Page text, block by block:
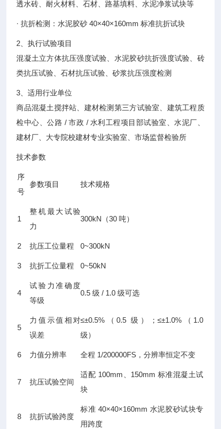
透水砖、耐火材料、石材、路基填料、水泥净浆试块等
· 抗折检测：水泥胶砂 40×40×160mm 标准抗折试块
2、执行试验项目
混凝土立方体抗压强度试验、水泥胶砂抗折强度试验、砖
类抗压试验、石材抗压试验、砂浆抗压强度检测
3、适用行业单位
商品混凝土搅拌站、建材检测第三方试验室、建筑工程质
检中心、公路 / 市政 / 水利工程项目部试验室、水泥厂、
建材厂、大专院校建材专业实验室、市场监督检验所
技术参数
序
号
参数项目 技术规格
1
整机最大试验
力
300kN（30 吨）
2 抗压工位量程 0~300kN
3 抗折工位量程 0~50kN
4
试验力准确度
等级
0.5 级 / 1.0 级可选
5
力值示值相对
误差
≤±0.5%（0.5 级）；≤±1.0%（1.0
级）
6 力值分辨率 全程 1/200000FS，分辨率恒定不变
7 抗压试验空间
适配 100mm、150mm 标准混凝土试
块
8 抗折试验跨度
标准 40×40×160mm 水泥胶砂试块专
用跨度